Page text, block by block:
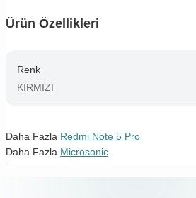
Ürün Özellikleri
Renk
KIRMIZI
Daha Fazla Redmi Note 5 Pro
Daha Fazla Microsonic